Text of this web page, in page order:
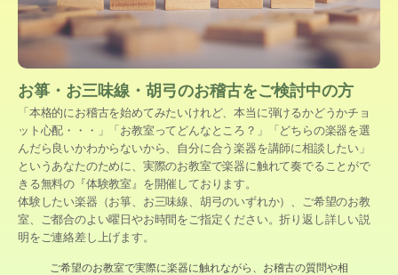
お箏・お三味線・胡弓のお稽古をご検討中の方
「本格的にお稽古を始めてみたいけれど、本当に弾けるかどうかチョ
ット心配・・・」「お教室ってどんなところ？」「どちらの楽器を選
んだら良いかわからないから、自分に合う楽器を講師に相談したい」
というあなたのために、実際のお教室で楽器に触れて奏でることがで
きる無料の『体験教室』を開催しております。
体験したい楽器（お箏、お三味線、胡弓のいずれか）、ご希望のお教
室、ご都合のよい曜日やお時間をご指定ください。折り返し詳しい説
明をご連絡差し上げます。
ご希望のお教室で実際に楽器に触れながら、お稽古の質問や相